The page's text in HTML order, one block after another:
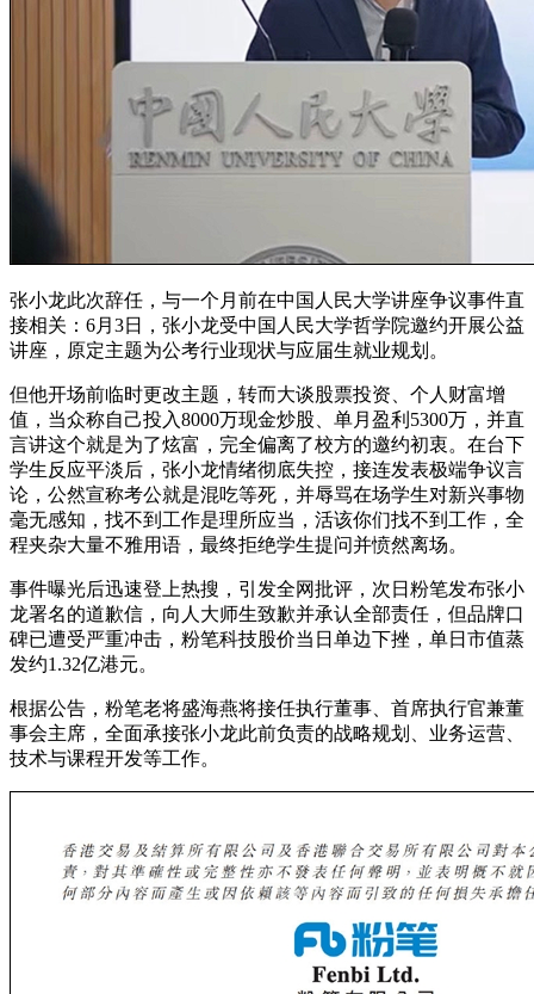
张小龙此次辞任，与一个月前在中国人民大学讲座争议事件直
接相关：6月3日，张小龙受中国人民大学哲学院邀约开展公益
讲座，原定主题为公考行业现状与应届生就业规划。
但他开场前临时更改主题，转而大谈股票投资、个人财富增
值，当众称自己投入8000万现金炒股、单月盈利5300万，并直
言讲这个就是为了炫富，完全偏离了校方的邀约初衷。在台下
学生反应平淡后，张小龙情绪彻底失控，接连发表极端争议言
论，公然宣称考公就是混吃等死，并辱骂在场学生对新兴事物
毫无感知，找不到工作是理所应当，活该你们找不到工作，全
程夹杂大量不雅用语，最终拒绝学生提问并愤然离场。
事件曝光后迅速登上热搜，引发全网批评，次日粉笔发布张小
龙署名的道歉信，向人大师生致歉并承认全部责任，但品牌口
碑已遭受严重冲击，粉笔科技股价当日单边下挫，单日市值蒸
发约1.32亿港元。
根据公告，粉笔老将盛海燕将接任执行董事、首席执行官兼董
事会主席，全面承接张小龙此前负责的战略规划、业务运营、
技术与课程开发等工作。